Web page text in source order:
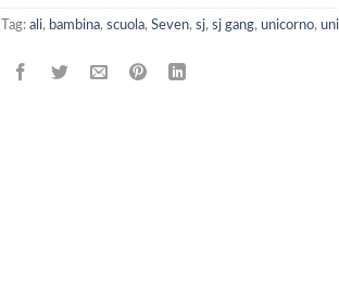
Tag: ali, bambina, scuola, Seven, sj, sj gang, unicorno,